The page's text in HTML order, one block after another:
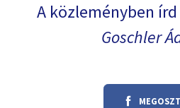
A közleményben
Goschler